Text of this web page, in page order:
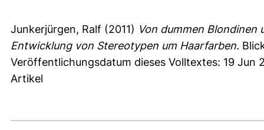
Junkerjürgen, Ralf (2011) Von dummen Blondinen
Entwicklung von Stereotypen um Haarfarben.
Veröffentlichungsdatum dieses Volltextes: 19 Jun
Artikel